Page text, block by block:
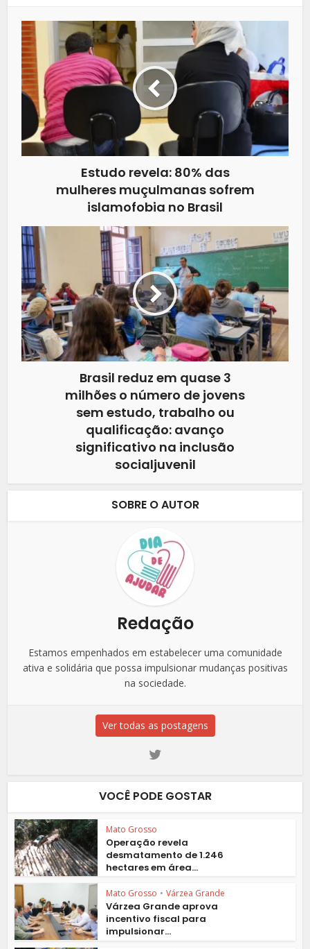
Estudo revela: 80% das
mulheres muçulmanas sofrem
islamofobia no Brasil
Brasil reduz em quase 3
milhões o número de jovens
sem estudo, trabalho ou
qualificação: avanço
significativo na inclusão
socialjuvenil
SOBRE O AUTOR
Redação
Estamos empenhados em estabelecer uma comunidade
ativa e solidária que possa impulsionar mudanças positivas
na sociedade.
Ver todas as postagens
VOCÊ PODE GOSTAR
Mato Grosso
Operação revela
desmatamento de 1.246
hectares em área...
Mato Grosso • Várzea Grande
Várzea Grande aprova
incentivo fiscal para
impulsionar...